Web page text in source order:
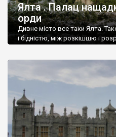
Ялта . Палац
орди
Дивне місто все таки Ялта.
і бідністю, між розкішшю і